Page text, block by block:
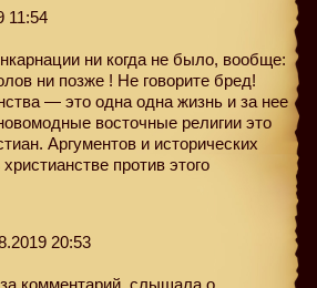
11:54
ни когда не было, вообще:
ни позже ! Не говорите бред!
— это одна одна жизнь и за нее
восточные религии это
Аргументов и исторических
против этого
20:53
комментарий, слышала о